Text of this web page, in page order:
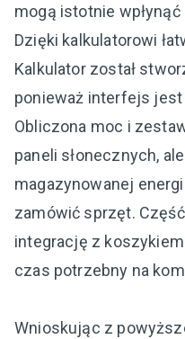
mogą istotnie
Dzięki kalkulatorowi
Kalkulator został
ponieważ interfejs
Obliczona moc i
paneli słonecznych,
magazynowanej
zamówić sprzęt.
integrację z
czas potrzebny na
Wnioskując z